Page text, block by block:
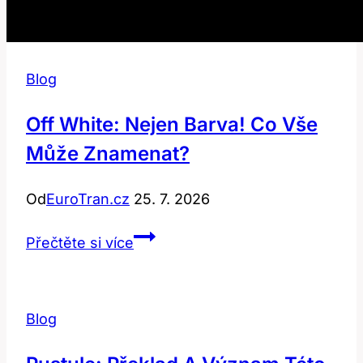
Blog
Off White: Nejen Barva! Co Vše
Může Znamenat?
OdEuroTran.cz 25. 7. 2026
Přečtěte si víceOff
Blog